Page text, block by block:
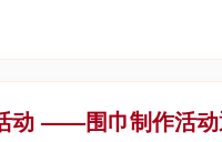
“传统文化伴我行”青少年系列手工活动 ——围巾